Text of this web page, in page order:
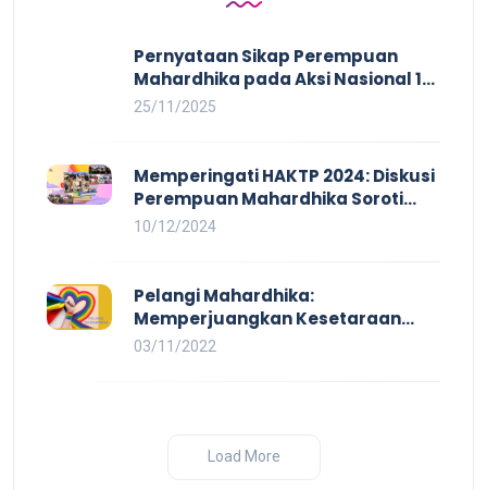
Pernyataan Sikap Perempuan
Mahardhika pada Aksi Nasional 16
HAKTP 2025 Kerja Layak dan Bebas
25/11/2025
Memperingati HAKTP 2024: Diskusi
Perempuan Mahardhika Soroti
Kerja Layak yang Inklusif bagi
10/12/2024
Pelangi Mahardhika:
Memperjuangkan Kesetaraan
untuk Pekerja LBTQ
03/11/2022
Load More